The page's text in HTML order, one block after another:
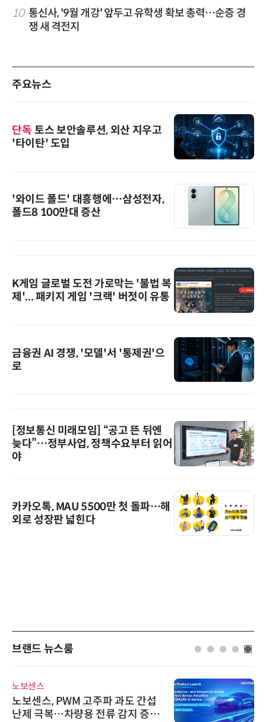
10 통신사, '9월 개강' 앞두고 유학생 확보 총력…순증 경
쟁 새 격전지
주요뉴스
단독 토스 보안솔루션, 외산 지우고
'타이탄' 도입
'와이드 폴드' 대흥행에…삼성전자,
폴드8 100만대 증산
K게임 글로벌 도전 가로막는 '불법 복
제'... 패키지 게임 '크랙' 버젓이 유통
금융권 AI 경쟁, '모델'서 '통제권'으
로
[정보통신 미래모임] “공고 뜬 뒤엔
늦다”…정부사업, 정책수요부터 읽어
야
카카오톡, MAU 5500만 첫 돌파…해
외로 성장판 넓힌다
브랜드 뉴스룸
AIPD
“특허분석도 AI와 함께”…IP산업
'AX' 시대 본격화, 지식재산처 1호